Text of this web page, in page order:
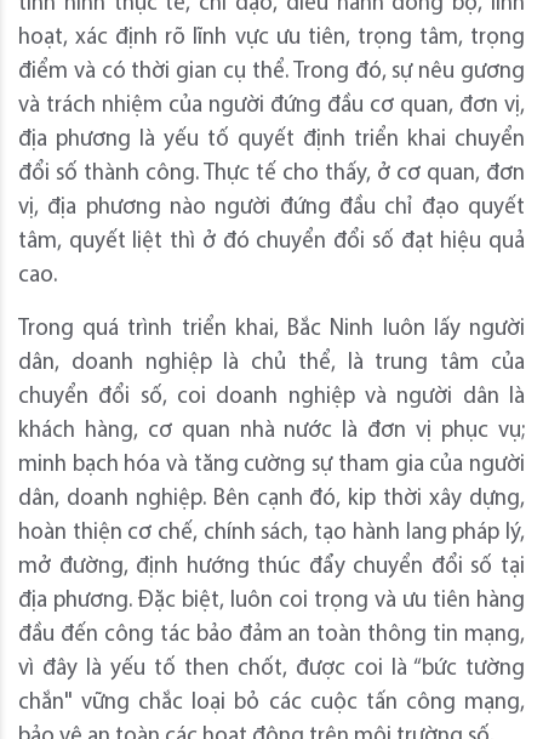
hoạt, xác định rõ lĩnh vực ưu tiên, trọng tâm, trọng
điểm và có thời gian cụ thể. Trong đó, sự nêu gương
và trách nhiệm của người đứng đầu cơ quan, đơn vị,
địa phương là yếu tố quyết định triển khai chuyển
đổi số thành công. Thực tế cho thấy, ở cơ quan, đơn
vị, địa phương nào người đứng đầu chỉ đạo quyết
tâm, quyết liệt thì ở đó chuyển đổi số đạt hiệu quả
cao.
Trong quá trình triển khai, Bắc Ninh luôn lấy người
dân, doanh nghiệp là chủ thể, là trung tâm của
chuyển đổi số, coi doanh nghiệp và người dân là
khách hàng, cơ quan nhà nước là đơn vị phục vụ;
minh bạch hóa và tăng cường sự tham gia của người
dân, doanh nghiệp. Bên cạnh đó, kip thời xây dựng,
hoàn thiện cơ chế, chính sách, tạo hành lang pháp lý,
mở đường, định hướng thúc đẩy chuyển đổi số tại
địa phương. Đặc biệt, luôn coi trọng và ưu tiên hàng
đầu đến công tác bảo đảm an toàn thông tin mạng,
vì đây là yếu tố then chốt, được coi là “bức tường
chắn" vững chắc loại bỏ các cuộc tấn công mạng,